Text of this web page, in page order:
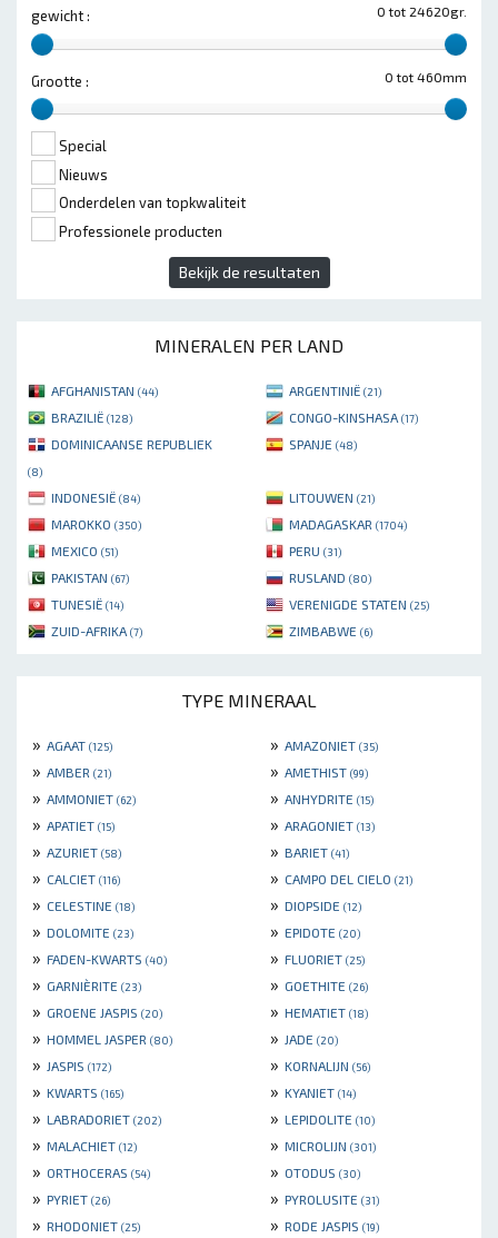
0 tot 24620gr.
gewicht :
0 tot 460mm
Grootte :
Special
Nieuws
Onderdelen van topkwaliteit
Professionele producten
Bekijk de resultaten
MINERALEN PER LAND
AFGHANISTAN (44) ARGENTINIË (21)
BRAZILIË (128) CONGO-KINSHASA (17)
DOMINICAANSE REPUBLIEK
(8)
SPANJE (48)
INDONESIË (84) LITOUWEN (21)
MAROKKO (350) MADAGASKAR (1704)
MEXICO (51) PERU (31)
PAKISTAN (67) RUSLAND (80)
TUNESIË (14) VERENIGDE STATEN (25)
ZUID-AFRIKA (7) ZIMBABWE (6)
TYPE MINERAAL
» AGAAT (125) » AMAZONIET (35)
» AMBER (21) » AMETHIST (99)
» AMMONIET (62) » ANHYDRITE (15)
» APATIET (15) » ARAGONIET (13)
» AZURIET (58) » BARIET (41)
» CALCIET (116) » CAMPO DEL CIELO (21)
» CELESTINE (18) » DIOPSIDE (12)
» DOLOMITE (23) » EPIDOTE (20)
» FADEN-KWARTS (40) » FLUORIET (25)
» GARNIÈRITE (23) » GOETHITE (26)
» GROENE JASPIS (20) » HEMATIET (18)
» HOMMEL JASPER (80) » JADE (20)
» JASPIS (172) » KORNALIJN (56)
» KWARTS (165) » KYANIET (14)
» LABRADORIET (202) » LEPIDOLITE (10)
» MALACHIET (12) » MICROLIJN (301)
» ORTHOCERAS (54) » OTODUS (30)
» PYRIET (26) » PYROLUSITE (31)
» RHODONIET (25) » RODE JASPIS (19)